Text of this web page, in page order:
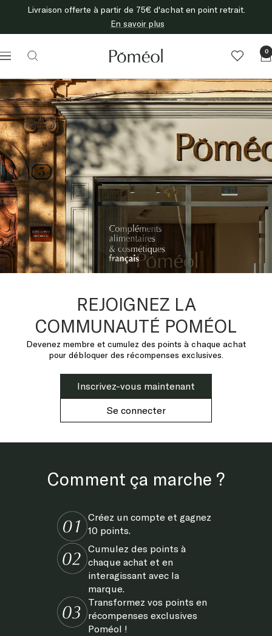
contenu
Livraison offerte à partir de 75€ d'achat en point retrait.
En savoir plus
Navigation
Poméol 0
REJOIGNEZ LA
COMMUNAUTÉ POMÉOL
Devenez membre et cumulez des points à chaque achat
pour débloquer des récompenses exclusives.
Inscrivez-vous maintenant
Se connecter
Comment ça marche ?
Créez un compte et gagnez
10 points.
Cumulez des points à
chaque achat et en
interagissant avec la
marque.
Transformez vos points en
récompenses exclusives
Poméol !